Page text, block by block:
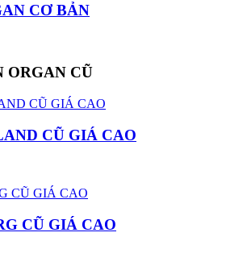
CƠ BẢN
ORGAN CŨ
CŨ GIÁ CAO
CŨ GIÁ CAO